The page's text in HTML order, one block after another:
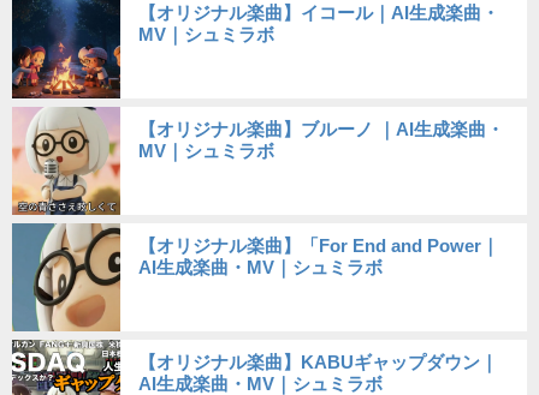
【オリジナル楽曲】イコール｜AI生成楽曲・
MV｜シュミラボ
【オリジナル楽曲】ブルーノ ｜AI生成楽曲・
MV｜シュミラボ
【オリジナル楽曲】「For End and Power｜
AI生成楽曲・MV｜シュミラボ
【オリジナル楽曲】KABUギャップダウン｜
AI生成楽曲・MV｜シュミラボ